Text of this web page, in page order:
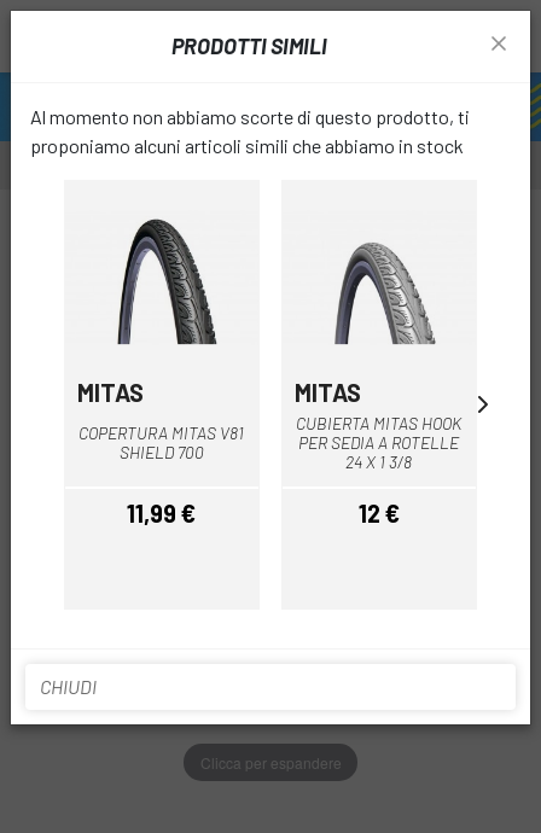
Clicca per espandere
PRODOTTI SIMILI
Al momento non abbiamo scorte di questo prodotto, ti
proponiamo alcuni articoli simili che abbiamo in stock
MITAS
COPERTURA MITAS V81
SHIELD 700
Prezzo
11,99 €
MITAS
CUBIERTA MITAS HOOK
PER SEDIA A ROTELLE
24 X 1 3/8
Prezzo
12 €
CHIUDI